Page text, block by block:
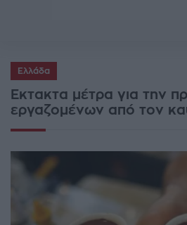
Ελλάδα
Εκτακτα μέτρα για την
εργαζομένων από τον